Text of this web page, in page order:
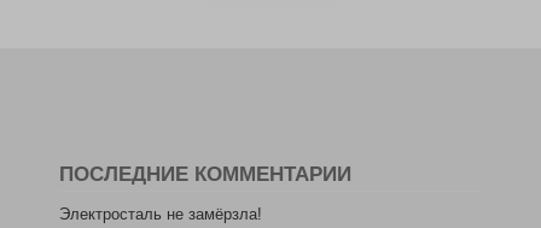
ПОСЛЕДНИЕ КОММЕНТАРИИ
Электросталь не замёрзла!